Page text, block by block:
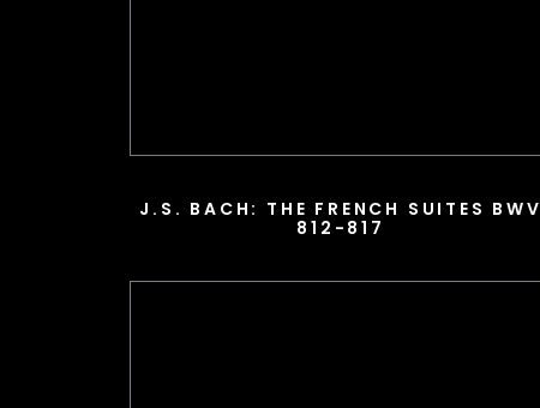
J.S. BACH: THE FRENCH SUITES BWV
812-817